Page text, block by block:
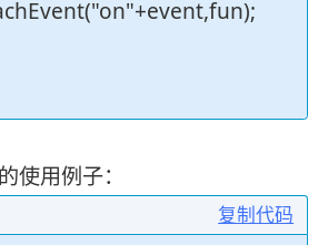
使用例子：
复制代码